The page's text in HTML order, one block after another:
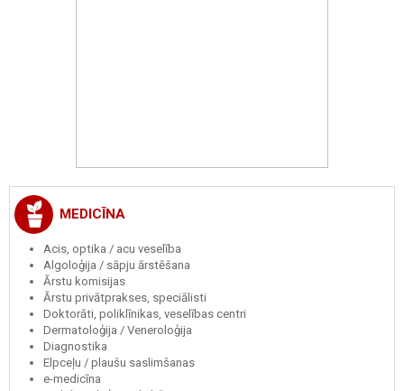
MEDICĪNA
Acis, optika / acu veselība
Algoloģija / sāpju ārstēšana
Ārstu komisijas
Ārstu privātprakses, speciālisti
Doktorāti, poliklīnikas, veselības centri
Dermatoloģija / Veneroloģija
Diagnostika
Elpceļu / plaušu saslimšanas
e-medicīna